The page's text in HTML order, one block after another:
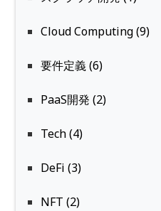
Cloud Computing (9)
要件定義 (6)
PaaS開発 (2)
Tech (4)
DeFi (3)
NFT (2)